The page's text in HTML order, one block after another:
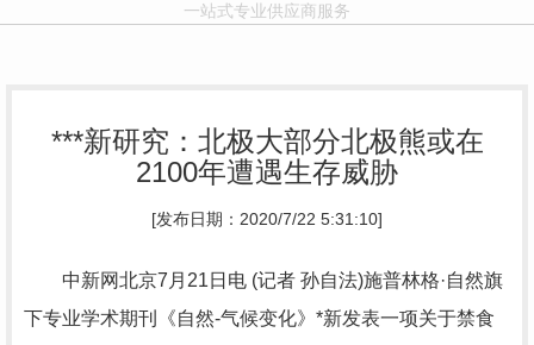
一站式专业供应商服务
***新研究：北极大部分北极熊或在
2100年遭遇生存威胁
[发布日期：2020/7/22 5:31:10]
中新网北京7月21日电 (记者 孙自法)施普林格·自然旗
下专业学术期刊《自然-气候变化》*新发表一项关于禁食